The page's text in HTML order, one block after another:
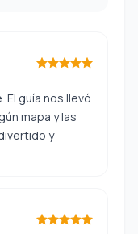
El guía nos llevó
mapa y las
y